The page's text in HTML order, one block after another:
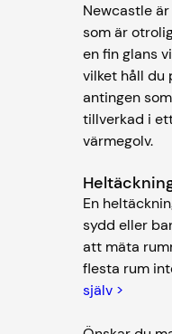
Newcastle
som är
en fin glans
vilket håll du
antingen
tillverkad i
värmegolv.
En
sydd eller
att mäta
flesta rum
själv >